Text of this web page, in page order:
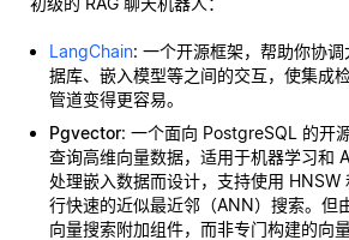
LangChain: 一个开源框架，帮助你协
据库、嵌入模型等之间的交互，使集成
管道变得更容易。
Pgvector: 一个面向 PostgreSQL 的开
查询高维向量数据，适用于机器学习和
处理嵌入数据而设计，支持使用 HNSW
行快速的近似最近邻（ANN）搜索。但
向量搜索附加组件，而非专门构建的向